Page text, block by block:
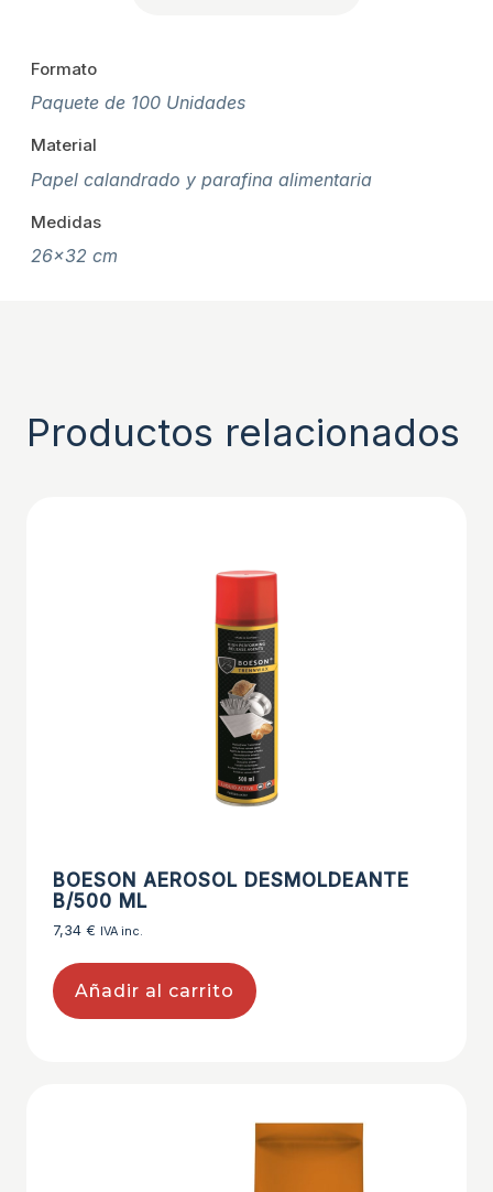
Formato
Paquete de 100 Unidades
Material
Papel calandrado y parafina alimentaria
Medidas
26×32 cm
Productos relacionados
BOESON AEROSOL DESMOLDEANTE
B/500 ML
7,34 € IVA inc.
Añadir al carrito